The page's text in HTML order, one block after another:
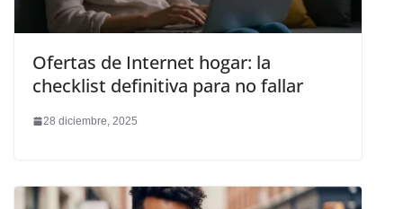
Ofertas de Internet hogar: la
checklist definitiva para no fallar
28 diciembre, 2025